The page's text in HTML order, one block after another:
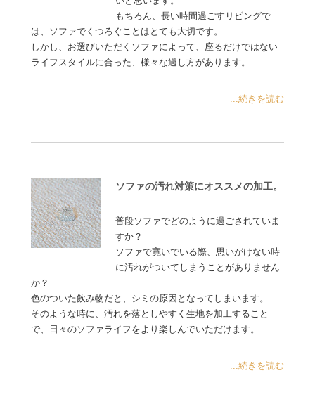
もちろん、長い時間過ごすリビングで
は、ソファでくつろぐことはとても大切です。
しかし、お選びいただくソファによって、座るだけではない
ライフスタイルに合った、様々な過し方があります。……
...続きを読む
ソファの汚れ対策にオススメの加工。
普段ソファでどのように過ごされていま
すか？
ソファで寛いでいる際、思いがけない時
に汚れがついてしまうことがありません
か？
色のついた飲み物だと、シミの原因となってしまいます。
そのような時に、汚れを落としやすく生地を加工すること
で、日々のソファライフをより楽しんでいただけます。……
...続きを読む